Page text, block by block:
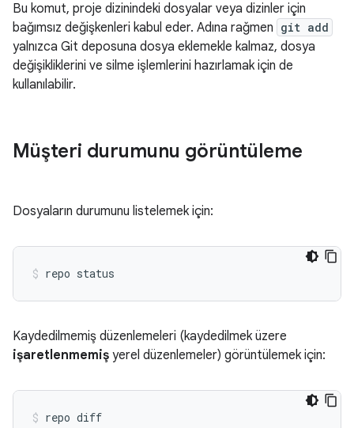
Bu komut, proje dizinindeki dosyalar veya dizinler için
bağımsız değişkenleri kabul eder. Adına rağmen git add
yalnızca Git deposuna dosya eklemekle kalmaz, dosya
değişikliklerini ve silme işlemlerini hazırlamak için de
kullanılabilir.
Müşteri durumunu görüntüleme
Dosyaların durumunu listelemek için:
Kaydedilmemiş düzenlemeleri (kaydedilmek üzere
işaretlenmemiş yerel düzenlemeler) görüntülemek için: